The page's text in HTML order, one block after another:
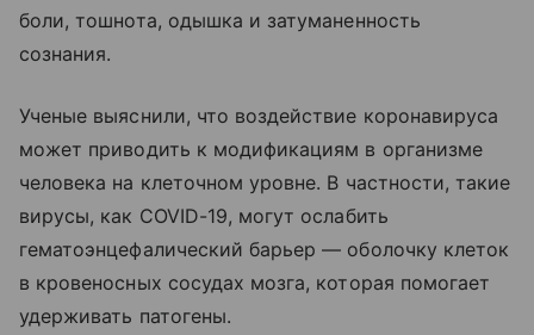
боли, тошнота, одышка и затуманенность
сознания.
Ученые выяснили, что воздействие коронавируса
может приводить к модификациям в организме
человека на клеточном уровне. В частности, такие
вирусы, как COVID-19, могут ослабить
гематоэнцефалический барьер — оболочку клеток
в кровеносных сосудах мозга, которая помогает
удерживать патогены.